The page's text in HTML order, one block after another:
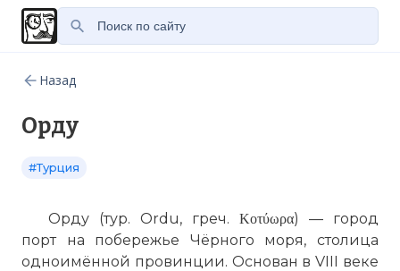
Назад
Орду
#Турция
Орду (тур. Ordu, греч. Κοτύωρα) — город
портна побережье Чёрного моря, столица
одноимённой провинции. Основан в VIII веке